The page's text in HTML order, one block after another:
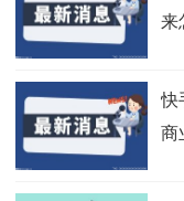
来
快
商